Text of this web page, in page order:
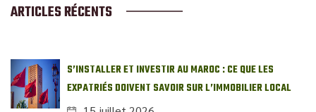
ARTICLES RÉCENTS
S’INSTALLER ET INVESTIR AU MAROC : CE QUE LES
EXPATRIÉS DOIVENT SAVOIR SUR L’IMMOBILIER LOCAL